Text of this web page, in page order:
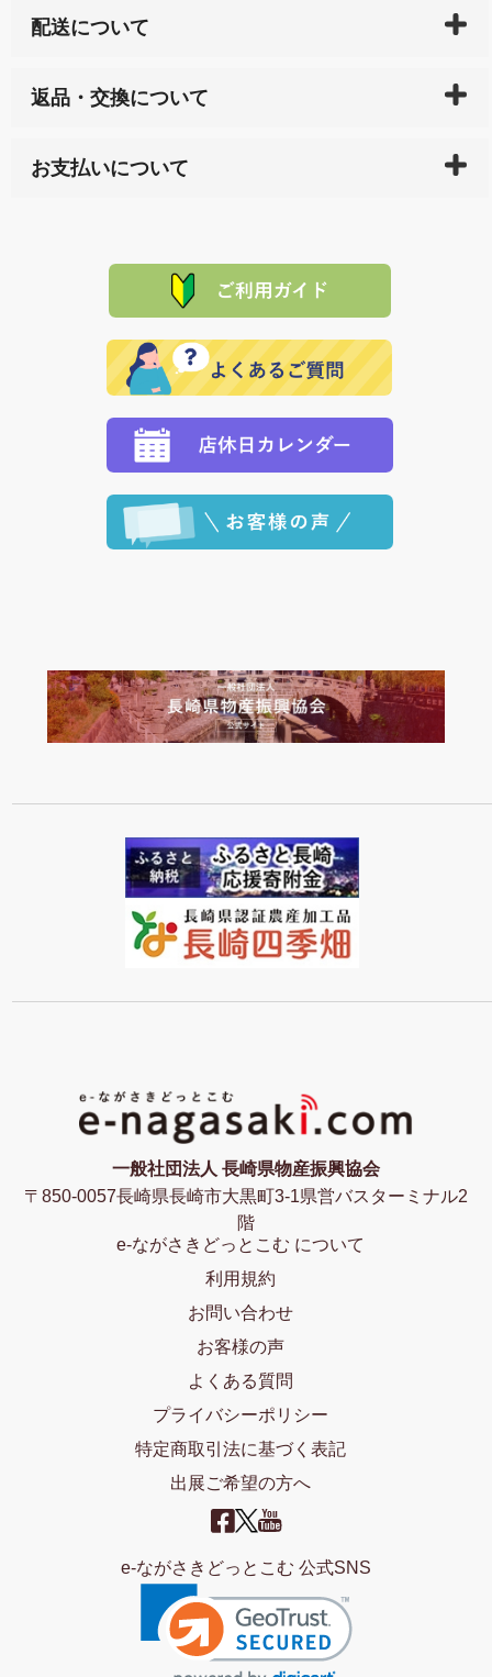
配送について
天ペイ」の方はご注文受付後）、 長崎県下全域に点在
サイト内で購入された商品の送料は、こちらの
全国送
れの生産メーカーからお客様の元へ直送いたしますの
で、 それぞれ個別に送料が必要になります。
返品・交換について
または配送途中の 事故などで不都合が生じている場合
品代金を返金いたします。）
その際は誠に申し訳ありませんが、当協会までご注文
願いいたします。
お支払いについて
た場合、お客様からの ご入金を確認した後で、商品を
※「クレジットカード」「PayPay」「楽天ペイ」を指
定された場合は、準備出来次第の便にてお送りいたし
ます。 （到着日指定をされている場合は、ご指定の日
程に合わせてお届けいたします。）
一般社団法人 長崎県物産振興協会
〒850-0057長崎県長崎市大黒町3-1県営バスターミナル2
階
e-ながさきどっとこむ について
利用規約
お問い合わせ
お客様の声
よくある質問
プライバシーポリシー
特定商取引法に基づく表記
出展ご希望の方へ
e-ながさきどっとこむ 公式SNS